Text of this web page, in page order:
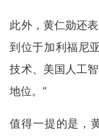
此外，黄仁勋还
到位于加利福尼
技术、美国人工
地位。”
值得一提的是，